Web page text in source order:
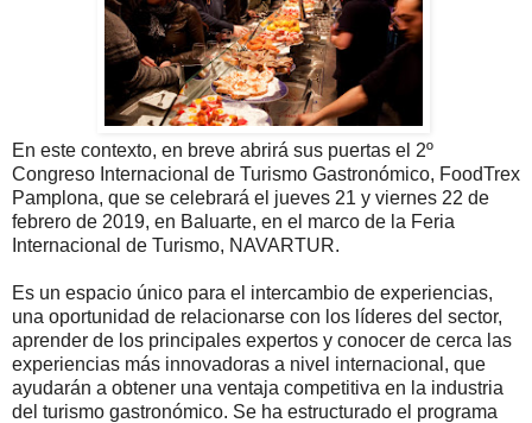
En este contexto, en breve abrirá sus puertas el 2º
Congreso Internacional de Turismo Gastronómico, FoodTrex
Pamplona, que se celebrará el jueves 21 y viernes 22 de
febrero de 2019, en Baluarte, en el marco de la Feria
Internacional de Turismo, NAVARTUR.
Es un espacio único para el intercambio de experiencias,
una oportunidad de relacionarse con los líderes del sector,
aprender de los principales expertos y conocer de cerca las
experiencias más innovadoras a nivel internacional, que
ayudarán a obtener una ventaja competitiva en la industria
del turismo gastronómico. Se ha estructurado el programa